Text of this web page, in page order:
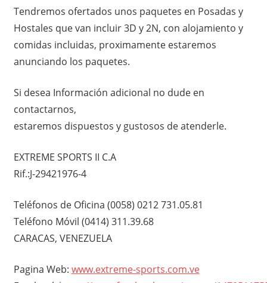
Tendremos ofertados unos paquetes en Posadas y
Hostales que van incluir 3D y 2N, con alojamiento y
comidas incluidas, proximamente estaremos
anunciando los paquetes.
Si desea Información adicional no dude en
contactarnos,
estaremos dispuestos y gustosos de atenderle.
EXTREME SPORTS II C.A
Rif.:J-29421976-4
Teléfonos de Oficina (0058) 0212 731.05.81
Teléfono Móvil (0414) 311.39.68
CARACAS, VENEZUELA
Pagina Web: www.extreme-sports.com.ve